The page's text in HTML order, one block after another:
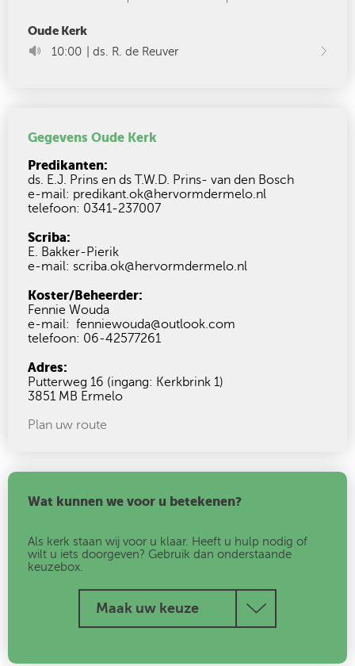
Oude Kerk
10:00 | ds. R. de Reuver
Gegevens Oude Kerk
Predikanten:
ds. E.J. Prins en ds T.W.D. Prins- van den Bosch
e-mail: predikant.ok@hervormdermelo.nl
telefoon: 0341-237007
Scriba:
E. Bakker-Pierik
e-mail: scriba.ok@hervormdermelo.nl
Koster/Beheerder:
Fennie Wouda
e-mail: fenniewouda@outlook.com
telefoon: 06-42577261
Adres:
Putterweg 16 (ingang: Kerkbrink 1)
3851 MB Ermelo
Plan uw route
Wat kunnen we voor u betekenen?
Als kerk staan wij voor u klaar. Heeft u hulp nodig of
wilt u iets doorgeven? Gebruik dan onderstaande
keuzebox.
Maak uw keuze